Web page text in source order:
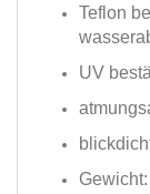
Teflon
UV